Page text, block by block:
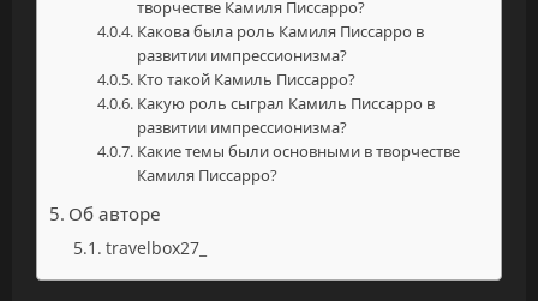
творчестве Камиля Писсарро?
Какова была роль Камиля Писсарро в
развитии импрессионизма?
Кто такой Камиль Писсарро?
Какую роль сыграл Камиль Писсарро в
развитии импрессионизма?
Какие темы были основными в творчестве
Камиля Писсарро?
Об авторе
travelbox27_